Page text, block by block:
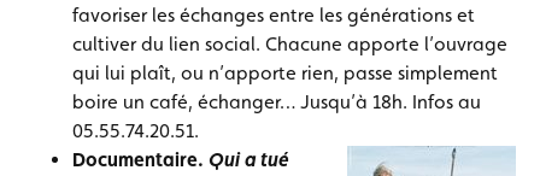
favoriser les échanges entre les générations et
cultiver du lien social. Chacune apporte l’ouvrage
qui lui plaît, ou n’apporte rien, passe simplement
boire un café, échanger… Jusqu’à 18h. Infos au
05.55.74.20.51.
Documentaire. Qui a tué